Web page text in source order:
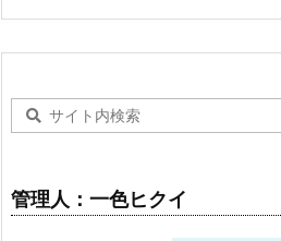
管理人：一色ヒクイ